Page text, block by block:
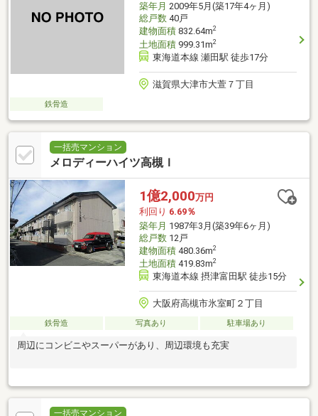
築年月 2009年5月(築17年4ヶ月)
総戸数40戸
建物面積832.64m2
土地面積999.31m2
東海道本線 瀬田駅 徒歩17分
滋賀県大津市大萱７丁目
鉄骨造
一括売マンション
メロディーハイツ高槻Ｉ
1億2,000万円
利回り 6.69％
築年月 1987年3月(築39年6ヶ月)
総戸数12戸
建物面積480.36m2
土地面積419.83m2
東海道本線 摂津富田駅 徒歩15分
大阪府高槻市氷室町２丁目
鉄骨造 写真あり 駐車場あり
周辺にコンビニやスーパーがあり、周辺環境も充実
一括売マンション